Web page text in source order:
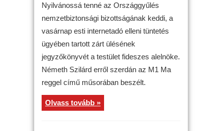
tenné
a
nemzetbiztonsági
bizottsági
jegyzőkönyvét
Szilárd
bejegyzéshez
Nyilvánossá tenné az Országgyűlés
nemzetbiztonsági bizottságának keddi, a
vasárnap esti internetadó elleni tüntetés
ügyében tartott zárt ülésének
jegyzőkönyvét a testület fideszes alelnöke.
Németh Szilárd erről szerdán az M1 Ma
reggel című műsorában beszélt.
Olvass tovább »